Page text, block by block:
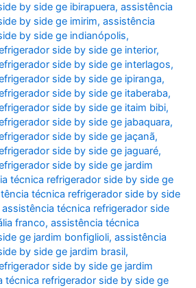
by side ge ibirapuera,assistência
by side ge imirim,assistência
by side ge indianópolis,
side by side ge interior,
side by side ge interlagos,
side by side ge ipiranga,
side by side ge itaberaba,
side by side ge itaim bibi,
side by side ge jabaquara,
side by side ge jaçanã,
side by side ge jaguaré,
side by side ge jardim
técnica refrigerador side by side ge
técnica refrigerador side by side
assistência técnica refrigerador side
franco,assistência técnica
ge jardim bonfiglioli,assistência
by side ge jardim brasil,
side by side ge jardim
técnica refrigerador side by side ge